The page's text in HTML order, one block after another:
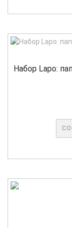
Набор Lapo: